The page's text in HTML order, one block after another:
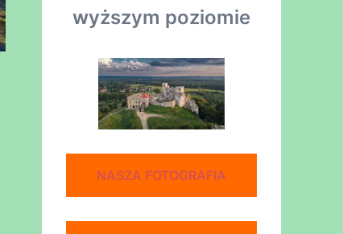
wyższym poziomie
NASZA FOTOGRAFIA